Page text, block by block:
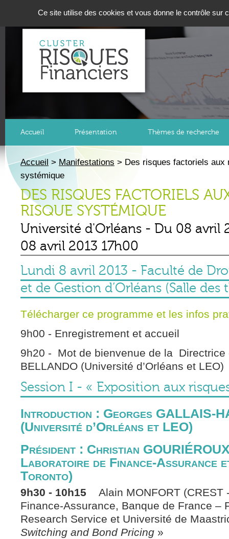
Accueil Présentation Thèmes de recherche
Accueil > Manifestations > Des risques factoriels aux
systémique
DES RISQUES FACTORIELS
RISQUE SYSTÉMIQUE
Université d'Orléans - Du 08 avril
08 avril 2013 17h00
Lundi 8 avril 2013 - Faculté de
et de Gestion d’Orléans (Salle
Télécharger ce programme et les infos
9h00 - Enregistrement et accueil
9h20 - Mot de bienvenue de la Directrice
BELLANDO (Université d’Orléans et
Session I - « Exposition aux
Introduction : Georges GALLAIS-
(Université d’Orléans et LEO)
Président : Christian
Laboratoire de Finance-Assurance
Toronto)
9h30 - 10h15
Alain MONFORT (CREST
Finance-Assurance, Banque de France –
Research Service et Université de
Switching and Bond Pricing »
Ce site utilise des cookies et vous donne le contrôle sur